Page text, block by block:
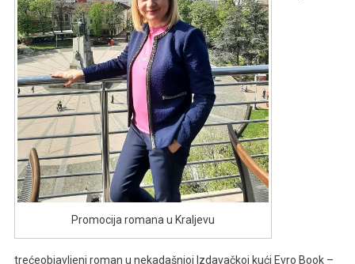
Promocija romana u Kraljevu
trećeobjavljeni roman u nekadašnjoj Izdavačkoj kući Evro Book –